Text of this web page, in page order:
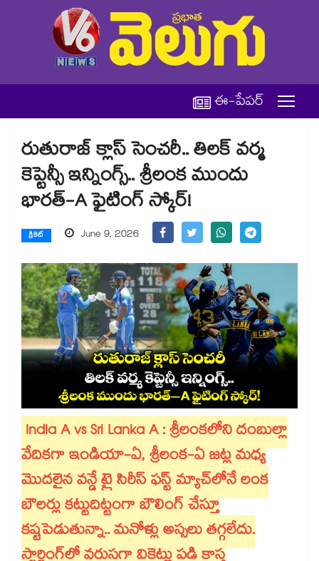
ఈ-పేపర్
రుతురాజ్ క్లాస్ సెంచరీ.. తిలక్ వర్మ
కెప్టెన్సీ ఇన్నింగ్స్.. శ్రీలంక ముందు
భారత్-A ఫైటింగ్ స్కోర్!
క్రికెట్ June 9, 2026
India A vs Sri Lanka A : శ్రీలంకలోని దంబుల్లా
వేదికగా ఇండియా-ఏ, శ్రీలంక-ఏ జట్ల మధ్య
మొదలైన వన్డే ట్రై సిరీస్ ఫస్ట్ మ్యాచ్‌లోనే లంక
బౌలర్లు కట్టుదిట్టంగా బౌలింగ్ చేస్తూ
కష్టపెడుతున్నా.. మనోళ్లు అస్సలు తగ్గలేదు.